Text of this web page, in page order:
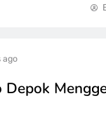
ago